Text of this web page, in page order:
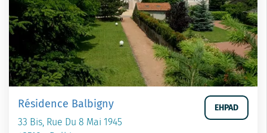
Résidence Balbigny
33 Bis, Rue Du 8 Mai 1945
EHPAD